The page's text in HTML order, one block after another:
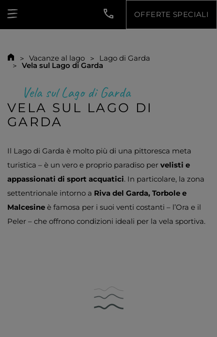
OFFERTE SPECIALI
Vacanze al lago Lago di Garda
Vela sul Lago di Garda
Vela sul Lago di Garda
VELA SUL LAGO DI
GARDA
Il Lago di Garda è molto più di una pittoresca meta
turistica – è un vero e proprio paradiso per velisti e
appassionati di sport acquatici. In particolare, la zona
settentrionale intorno a Riva del Garda, Torbole e
Malcesine è famosa per i suoi venti costanti – l’Ora e il
Peler – che offrono condizioni ideali per la vela sportiva.